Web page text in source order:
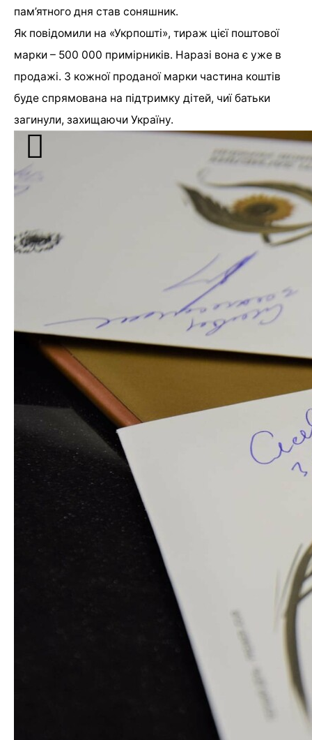
пам’ятного дня став соняшник.
Як повідомили на «Укрпошті», тираж цієї поштової
марки – 500 000 примірників. Наразі вона є уже в
продажі. З кожної проданої марки частина коштів
буде спрямована на підтримку дітей, чиї батьки
загинули, захищаючи Україну.
Підписуйтесь на нас у соцмережах:
Telegram https://t.me/sumy0542
Instagram https://www.instagram.com/0542.ua/
Facebook https://www.facebook.com/0542inua
Источник:0542.ua
Працівники Сумського НАУ
були відзначені на
всеукраїнському та
обласному рівнях
На Сумщині в Середина-
Буді через блискавку
Добавить комментарий
Ваш адрес email не будет опубликован.
Обязательные